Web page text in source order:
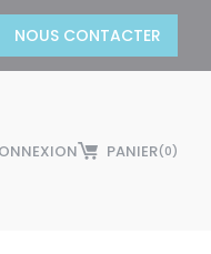
NOUS CONTACTER
PANIER(0)